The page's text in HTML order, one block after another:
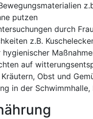
putzen
durch
z.B.
auf
Obst und
in der